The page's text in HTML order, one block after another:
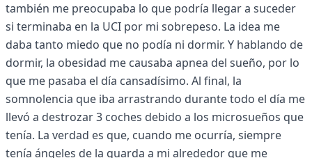
también me preocupaba lo que podría llegar a suceder
si terminaba en la UCI por mi sobrepeso. La idea me
daba tanto miedo que no podía ni dormir. Y hablando de
dormir, la obesidad me causaba apnea del sueño, por lo
que me pasaba el día cansadísimo. Al final, la
somnolencia que iba arrastrando durante todo el día me
llevó a destrozar 3 coches debido a los microsueños que
tenía. La verdad es que, cuando me ocurría, siempre
tenía ángeles de la guarda a mi alrededor que me